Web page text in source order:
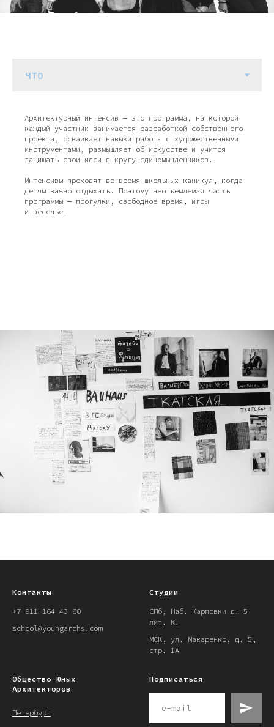
Архитектурный интенсив — это программа, на которой
каждый участник занимается разработкой собственного
проекта, осваивает навыки работы с художественными
инструментами, размышляет об искусстве и учится
защищать свои идеи в кругу единомышленников.
Интенсивы проходят во время школьных каникул, когда
детям важно отдыхать. Поэтому неотъемлемая часть
программы — прогулки, свободное время, игры
и веселье.
Контакты
+7 911 164 43 60
school@youngarchs.com
Студии
СПб, Наб. Карповки д. 5
лит. К.
МСК, ул. Макаренко, д. 5,
стр. 1А
Общество Юных
Архитекторов
Петербург
Подписаться